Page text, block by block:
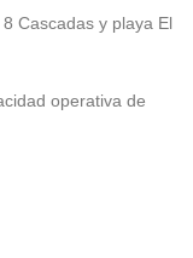
Cascadas y playa El
operativa de